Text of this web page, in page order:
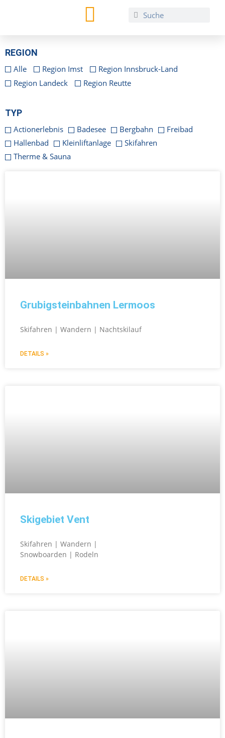
REGION
Alle Region Imst
Region Innsbruck-Land
Region Landeck
Region Reutte
TYP
Actionerlebnis Badesee Bergbahn
Freibad
Hallenbad
Klein­lift­anlage
Skifahren
Therme & Sauna
Grubigsteinbahnen Lermoos
Skifahren | Wandern | Nachtskilauf
DETAILS »
Skigebiet Vent
Skifahren | Wandern |
Snowboarden | Rodeln
DETAILS »